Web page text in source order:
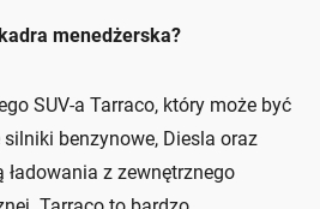
menedżerska?
SUV-a Tarraco, który może być
benzynowe, Diesla oraz
z zewnętrznego